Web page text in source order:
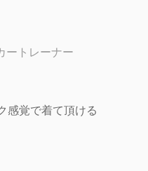
ートレーナー
感覚で着て頂ける